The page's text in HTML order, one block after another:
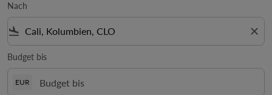
Nach
flight_land close
Budget bis
EUR